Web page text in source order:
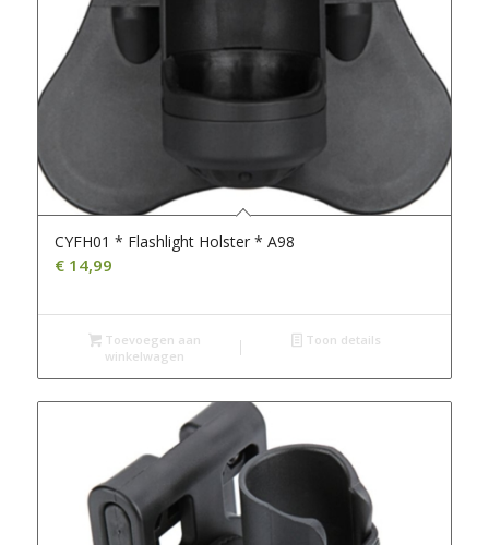
CYFH01 * Flashlight Holster * A98
€14,99
Toevoegen aan
winkelwagen
Toon details